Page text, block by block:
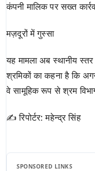
कंपनी मालिक पर सख्त
मज़दूरों में गुस्सा
यह मामला अब स्थानीय
श्रमिकों का कहना है कि
वे सामूहिक रूप से श्रम
✍ रिपोर्टर: महेन्द्र सिंह
SPONSORED LINKS